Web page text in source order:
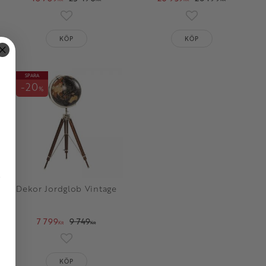
KÖP
Lägg till i
KÖP
Dekor Jordglob Vintage
7 799KR 9 749KR
SPARA
20%
KÖP